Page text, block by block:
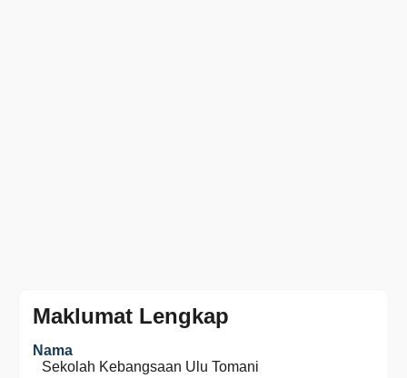
Maklumat Lengkap
Nama
Sekolah Kebangsaan Ulu Tomani